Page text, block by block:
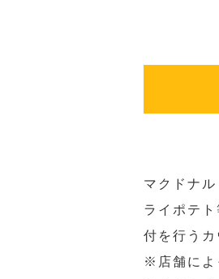
マクドナ
ライポテ
付を行う
※店舗によ